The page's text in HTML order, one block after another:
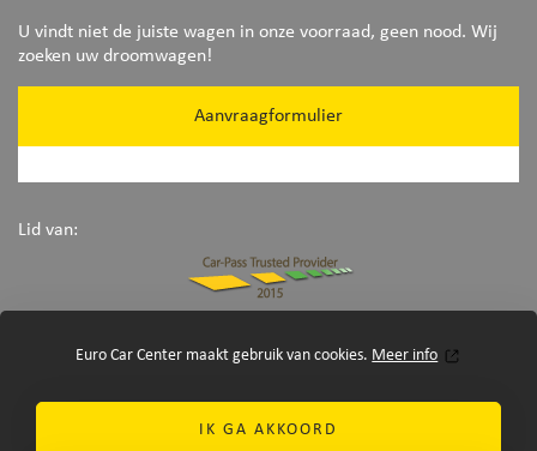
Euro Car Center maakt gebruik van cookies. Meer info
IK GA AKKOORD
U vindt niet de juiste wagen in onze voorraad, geen nood. Wij
zoeken uw droomwagen!
Aanvraagformulier
Lid van: